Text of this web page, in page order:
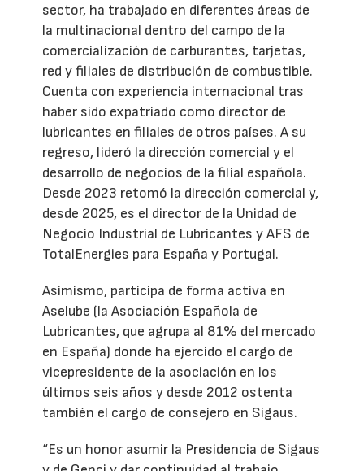
sector, ha trabajado en diferentes áreas de
la multinacional dentro del campo de la
comercialización de carburantes, tarjetas,
red y filiales de distribución de combustible.
Cuenta con experiencia internacional tras
haber sido expatriado como director de
lubricantes en filiales de otros países. A su
regreso, lideró la dirección comercial y el
desarrollo de negocios de la filial española.
Desde 2023 retomó la dirección comercial y,
desde 2025, es el director de la Unidad de
Negocio Industrial de Lubricantes y AFS de
TotalEnergies para España y Portugal.
Asimismo, participa de forma activa en
Aselube (la Asociación Española de
Lubricantes, que agrupa al 81% del mercado
en España) donde ha ejercido el cargo de
vicepresidente de la asociación en los
últimos seis años y desde 2012 ostenta
también el cargo de consejero en Sigaus.
“Es un honor asumir la Presidencia de Sigaus